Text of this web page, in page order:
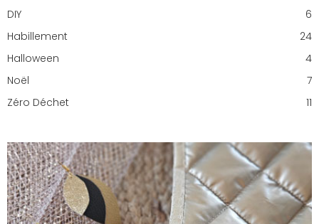
DIY
6
Habillement
24
Halloween
4
Noël
7
Zéro Déchet
11